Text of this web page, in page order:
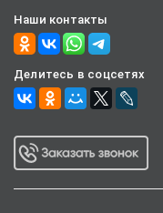
Наши контакты
Делитесь в соцсетях